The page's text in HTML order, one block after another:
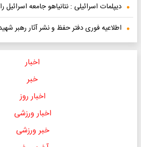
دیپلمات اسرائیلی : نتانیاهو جامعه
اطلاعیه فوری دفتر حفظ و نشر آثار رهبر
اخبار
خبر
اخبار روز
اخبار ورزشی
خبر ورزشی